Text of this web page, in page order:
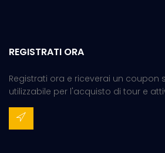
REGISTRATI ORA
Registrati ora e riceverai un coupon
utilizzabile per l'acquisto di tour e